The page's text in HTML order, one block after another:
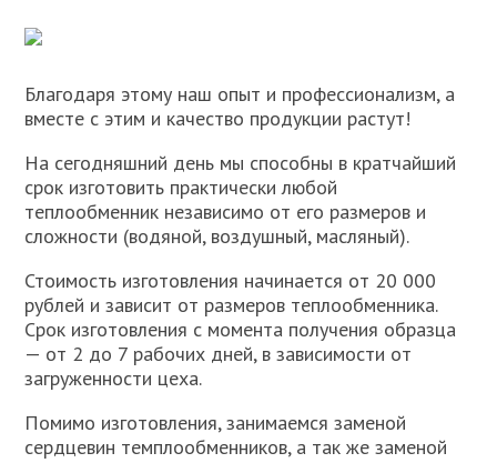
Благодаря этому наш опыт и профессионализм, а
вместе с этим и качество продукции растут!
На сегодняшний день мы способны в кратчайший
срок изготовить практически любой
теплообменник независимо от его размеров и
сложности (водяной, воздушный, масляный).
Стоимость изготовления начинается от 20 000
рублей и зависит от размеров теплообменника.
Срок изготовления с момента получения образца
— от 2 до 7 рабочих дней, в зависимости от
загруженности цеха.
Помимо изготовления, занимаемся заменой
сердцевин темплообменников, а так же заменой